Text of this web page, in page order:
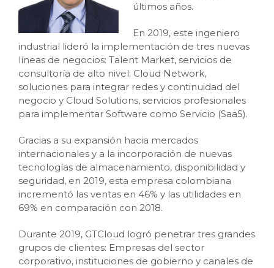
últimos años.
En 2019, este ingeniero
industrial lideró la implementación de tres nuevas
líneas de negocios: Talent Market, servicios de
consultoría de alto nivel; Cloud Network,
soluciones para integrar redes y continuidad del
negocio y Cloud Solutions, servicios profesionales
para implementar Software como Servicio (SaaS).
Gracias a su expansión hacia mercados
internacionales y a la incorporación de nuevas
tecnologías de almacenamiento, disponibilidad y
seguridad, en 2019, esta empresa colombiana
incrementó las ventas en 46% y las utilidades en
69% en comparación con 2018.
Durante 2019, GTCloud logró penetrar tres grandes
grupos de clientes: Empresas del sector
corporativo, instituciones de gobierno y canales de